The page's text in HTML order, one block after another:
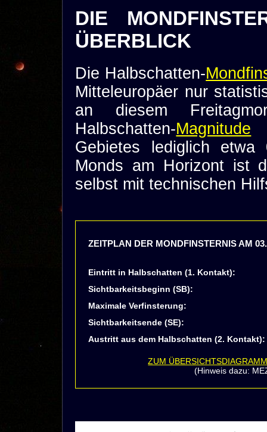
DIE
ÜBERBLICK
Die Halbschatten-
Mitteleuropäer nur
an diesem
Halbschatten-Magnitude
Gebietes lediglich
Monds am Horizont ist
selbst mit technischen
ZEITPLAN DER MONDFINSTERNIS AM
Eintritt in Halbschatten (1. Kontakt):
Sichtbarkeitsbeginn (SB):
Maximale Verfinsterung:
Sichtbarkeitsende (SE):
Austritt aus dem Halbschatten (2. Kontakt):
ZUM
(Hinweis dazu: